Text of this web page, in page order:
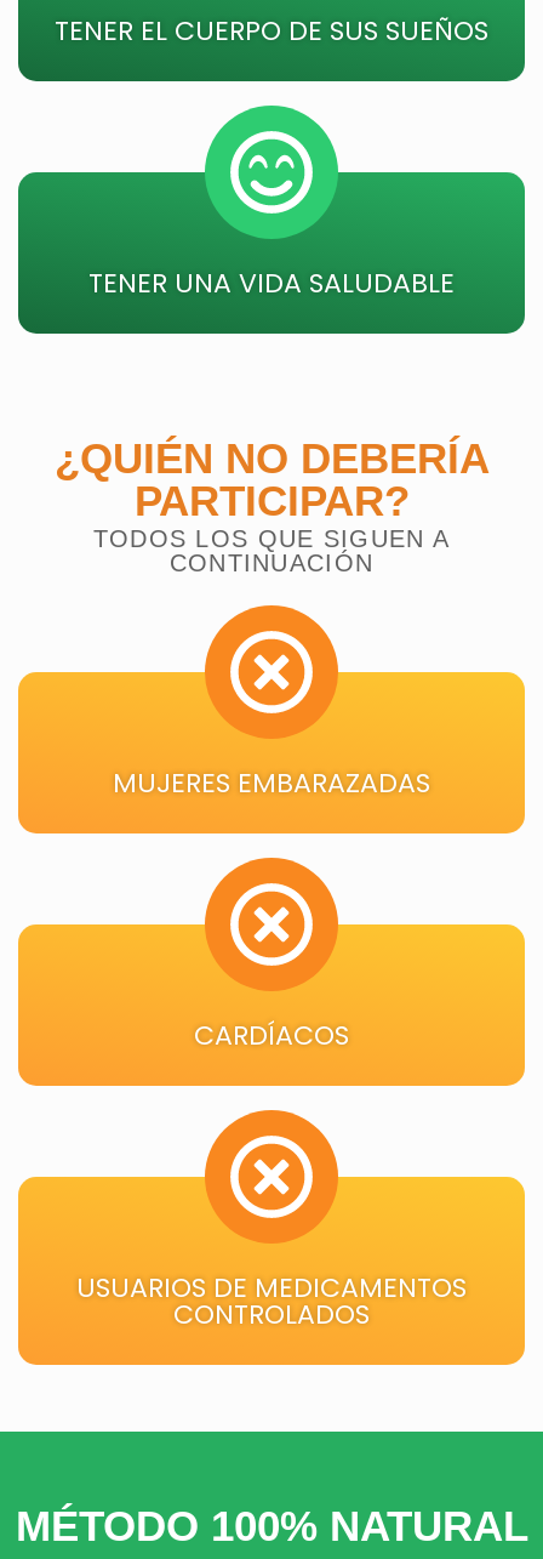
TENER EL CUERPO DE SUS SUEÑOS
TENER UNA VIDA SALUDABLE
¿QUIÉN NO DEBERÍA
PARTICIPAR?
TODOS LOS QUE SIGUEN A
CONTINUACIÓN
MUJERES EMBARAZADAS
CARDÍACOS
USUARIOS DE MEDICAMENTOS
CONTROLADOS
MÉTODO 100% NATURAL